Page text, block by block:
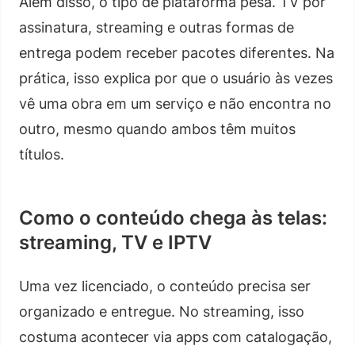
assinatura, streaming e outras formas de
entrega podem receber pacotes diferentes. Na
prática, isso explica por que o usuário às vezes
vê uma obra em um serviço e não encontra no
outro, mesmo quando ambos têm muitos
títulos.
Como o conteúdo chega às telas:
streaming, TV e IPTV
Uma vez licenciado, o conteúdo precisa ser
organizado e entregue. No streaming, isso
costuma acontecer via apps com catalogação,